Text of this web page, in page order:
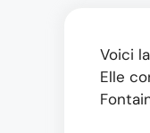
Voici
Elle